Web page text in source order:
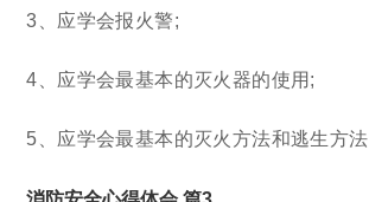
3、应学会报火警;
4、应学会最基本的灭火器的使用;
5、应学会最基本的灭火方法和逃生方法